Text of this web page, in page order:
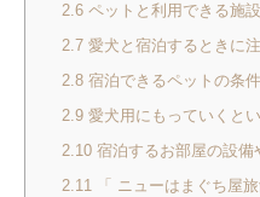
2.6ペットと利用できる施
2.7愛犬と宿泊するときに
2.8宿泊できるペットの条件
2.9愛犬用にもっていくと
2.10宿泊するお部屋の設備
2.11「 ニューはまぐち屋